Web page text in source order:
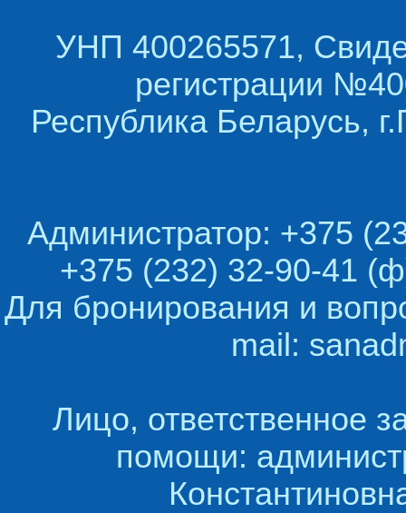
УНП 400265571,
регистрации
Республика Беларусь,
Администратор: +375
+375 (232) 32-90-41
Для бронирования и
mail:
Лицо, ответственное
помощи: